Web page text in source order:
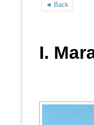
◄ Back
I.